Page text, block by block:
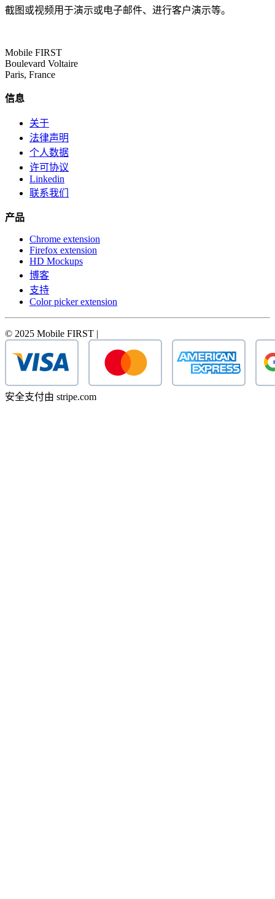
截图或视频用于演示或电子邮件、进行客户演示等。
Mobile FIRST
Boulevard Voltaire
Paris, France
信息
关于
法律声明
个人数据
许可协议
Linkedin
联系我们
产品
Chrome extension
Firefox extension
HD Mockups
博客
支持
Color picker extension
© 2025 Mobile FIRST |
安全支付由 stripe.com